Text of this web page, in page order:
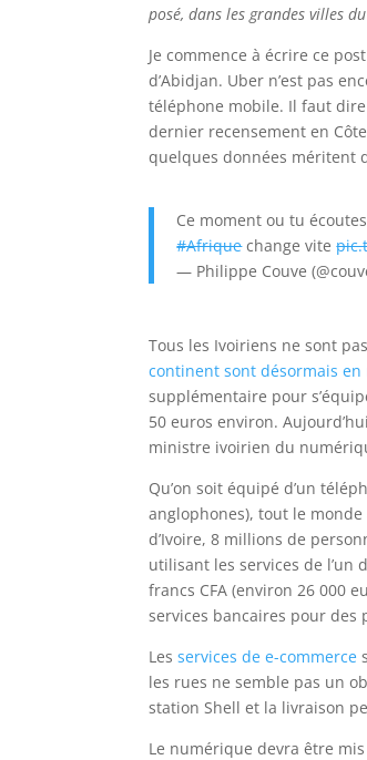
posé, dans les grandes villes
Je commence à écrire ce
d’Abidjan. Uber n’est pas
téléphone mobile. Il faut dire
dernier recensement en Côte
quelques données méritent
Ce moment ou tu
#Afriquechange vite
— Philippe Couve
Tous les Ivoiriens ne sont
continent sont désormais
supplémentaire pour
50 euros environ.
ministre ivoirien du
Qu’on soit équipé d’un
anglophones), tout le
d’Ivoire, 8 millions de
utilisant les services de l’un
francs CFA (environ 26 000
services bancaires pour des
Lesservices de e-commerce
les rues ne semble pas un
station Shell et la livraison
Le numérique devra être